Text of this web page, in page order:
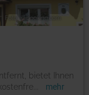
Foto: © booking.com
bietet Ihnen
mehr